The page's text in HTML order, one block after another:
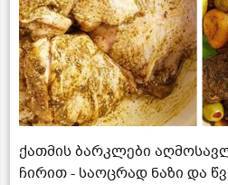
ქათმის ბარკლები
ჩირით - საოცრად ნაზი და